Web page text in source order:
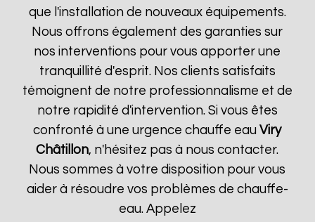
que l'installation de nouveaux équipements.
Nous offrons également des garanties sur
nos interventions pour vous apporter une
tranquillité d'esprit. Nos clients satisfaits
témoignent de notre professionnalisme et de
notre rapidité d'intervention. Si vous êtes
confronté à une urgence chauffe eauViry
Châtillon, n'hésitez pas à nous contacter.
Nous sommes à votre disposition pour vous
aider à résoudre vos problèmes de chauffe-
eau. Appelez